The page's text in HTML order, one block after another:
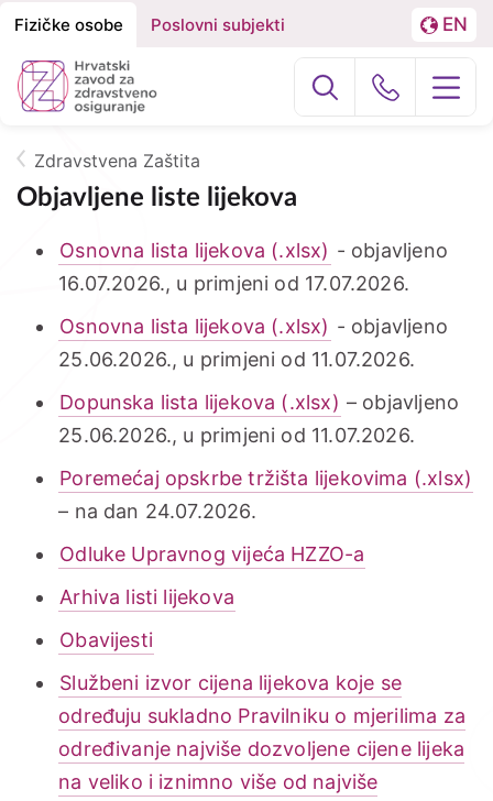
na
Fizičke
osobe
i
Poslovne
subjekte
Fizičke osobe Poslovni subjekti EN
Breadcrumb
Zdravstvena Zaštita
Objavljene liste lijekova
Osnovna lista lijekova (.xlsx) - objavljeno
16.07.2026., u primjeni od 17.07.2026.
Osnovna lista lijekova (.xlsx) - objavljeno
25.06.2026., u primjeni od 11.07.2026.
Dopunska lista lijekova (.xlsx) – objavljeno
25.06.2026., u primjeni od 11.07.2026.
Poremećaj opskrbe tržišta lijekovima (.xlsx)
– na dan 24.07.2026.
Odluke Upravnog vijeća HZZO-a
Arhiva listi lijekova
Obavijesti
Službeni izvor cijena lijekova koje se
određuju sukladno Pravilniku o mjerilima za
određivanje najviše dozvoljene cijene lijeka
na veliko i iznimno više od najviše
Izbornik
Poslovni
O nama
Zdravstvena zaštita u inozemstvu
e-Zdravstveno
Projekti